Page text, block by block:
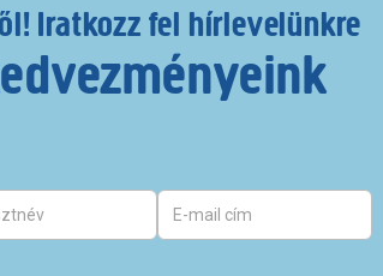
Iratkozz fel hírlevelünkre